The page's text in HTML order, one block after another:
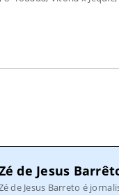
de Jesus
de Jesus Barreto é